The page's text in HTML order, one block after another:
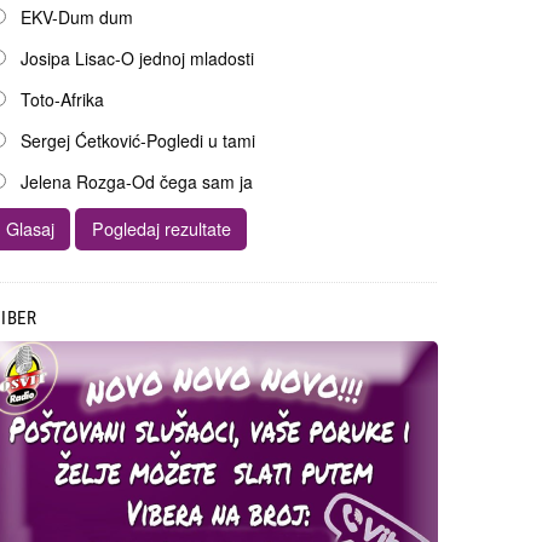
EKV-Dum dum
Josipa Lisac-O jednoj mladosti
Toto-Afrika
Sergej Ćetković-Pogledi u tami
Jelena Rozga-Od čega sam ja